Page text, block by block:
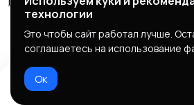
технологии
Это чтобы сайт работал лучше.
соглашаетесь на использование
Ок